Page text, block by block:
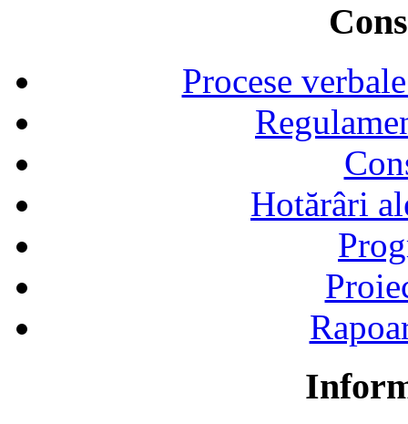
Procese
Hotărâri